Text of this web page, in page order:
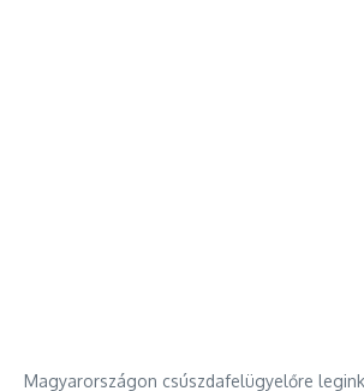
Magyarországon csúszdafelügyelőre